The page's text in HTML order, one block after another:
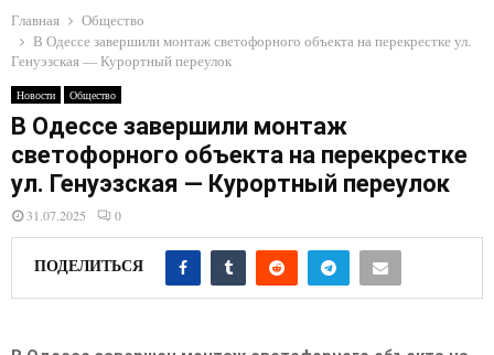
E
N
U
Главная
Общество
В Одессе завершили монтаж светофорного объекта на перекрестке ул.
Генуэзская — Курортный переулок
Новости Общество
В Одессе завершили монтаж
светофорного объекта на перекрестке
ул. Генуэзская — Курортный переулок
31.07.2025 0
ПОДЕЛИТЬСЯ